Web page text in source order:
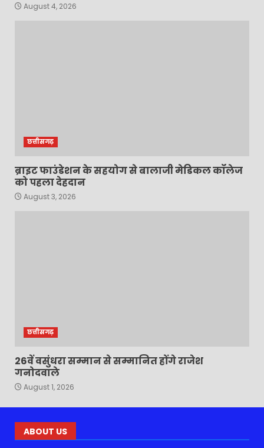
August 4, 2026
छत्तीसगढ़
ब्राइट फाउंडेशन के सहयोग से बालाजी मेडिकल कॉलेज
को पहला देहदान
August 3, 2026
छत्तीसगढ़
26वें वसुंधरा सम्मान से सम्मानित होंगे राजेश
गनोदवाले
August 1, 2026
ABOUT US